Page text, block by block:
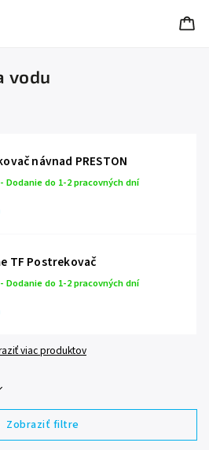
vodu
návnad PRESTON
Dodanie do 1-2 pracovných dní
TF Postrekovač
Dodanie do 1-2 pracovných dní
viac produktov